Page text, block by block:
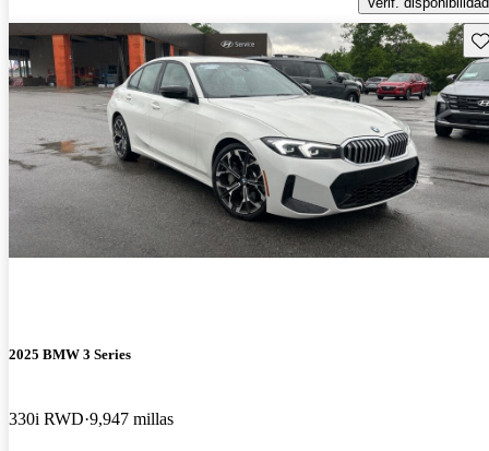
2025 BMW 3 Series
330i RWD 9,947 millas